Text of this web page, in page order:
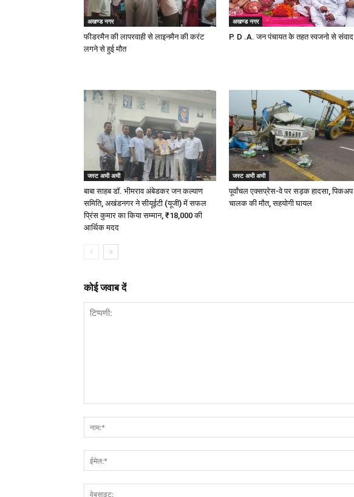
अखण्ड नगर
फीडरमैन की लापरवाही से लाइनमैन की करंट
लगने से हुई मौत
अखण्ड नगर
P. D .A. जन पंचायत के तहत स्वजनो से संवाद
जस्ट अभी अभी
बाबा साहब डॉ. भीमराव अंबेडकर जन कल्याण
समिति, अखंडनगर ने सीयूईटी (यूजी) में सफल
प्रिंस कुमार का किया सम्मान, ₹18,000 की
आर्थिक मदद
जस्ट अभी अभी
पूर्वांचल एक्सप्रेस-वे पर सड़क हादसा, पिकअप
चालक की मौत, सहयोगी घायल
कोई जवाब दें